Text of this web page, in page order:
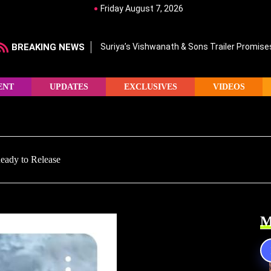
Friday August 7, 2026
BREAKING NEWS Suriya’s Vishwanath & Sons Trailer
UPDATES EXCLUSIVES VIDEOS
to Release